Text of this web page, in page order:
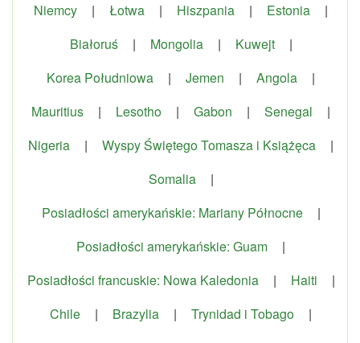
Niemcy
| Łotwa | Hiszpania | Estonia
|
Białoruś
| Mongolia | Kuwejt
|
Korea Południowa
| Jemen | Angola
|
Mauritius
| Lesotho | Gabon | Senegal
|
Nigeria
| Wyspy Świętego Tomasza i Książęca
|
Somalia
|
Posiadłości amerykańskie: Mariany Północne
|
Posiadłości amerykańskie: Guam
|
Posiadłości francuskie: Nowa Kaledonia
| Haiti
|
Chile
| Brazylia | Trynidad i Tobago
|